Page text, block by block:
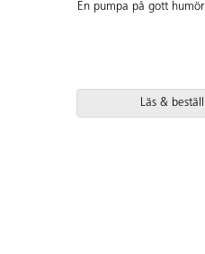
En pumpa på gott humör
Läs & beställ